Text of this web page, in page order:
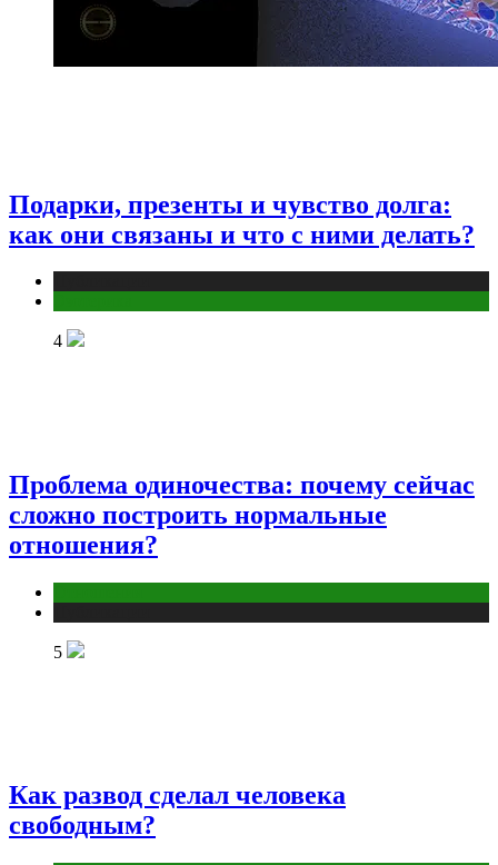
Подарки, презенты и чувство долга:
как они связаны и что с ними делать?
4
Проблема одиночества: почему сейчас
сложно построить нормальные
отношения?
5
Как развод сделал человека
свободным?